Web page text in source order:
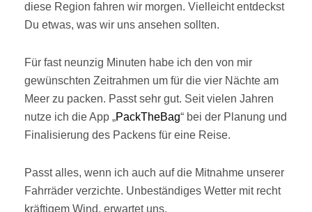
diese Region fahren wir morgen. Vielleicht entdeckst
Du etwas, was wir uns ansehen sollten.
Für fast neunzig Minuten habe ich den von mir
gewünschten Zeitrahmen um für die vier Nächte am
Meer zu packen. Passt sehr gut. Seit vielen Jahren
nutze ich die App „PackTheBag“ bei der Planung und
Finalisierung des Packens für eine Reise.
Passt alles, wenn ich auch auf die Mitnahme unserer
Fahrräder verzichte. Unbeständiges Wetter mit recht
kräftigem Wind, erwartet uns.